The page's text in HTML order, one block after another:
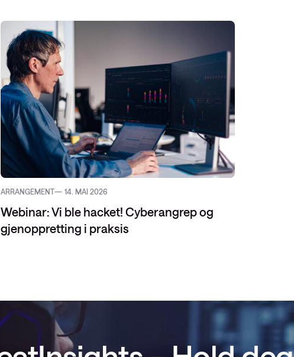
ARRANGEMENT 14. MAI 2026
Webinar: Vi ble hacket! Cyberangrep og
gjenoppretting i praksis